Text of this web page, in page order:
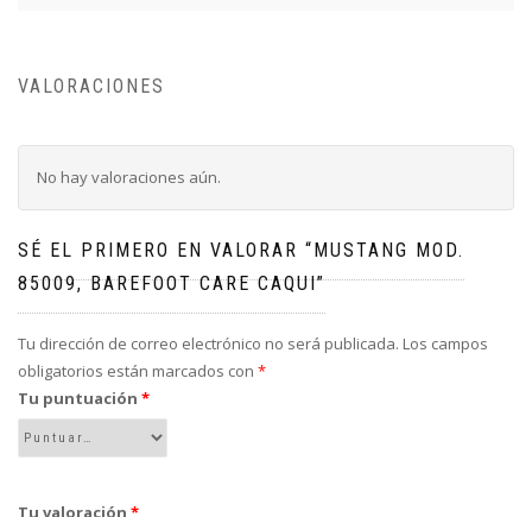
VALORACIONES
No hay valoraciones aún.
SÉ EL PRIMERO EN VALORAR “MUSTANG MOD.
85009, BAREFOOT CARE CAQUI”
Tu dirección de correo electrónico no será publicada. Los campos
obligatorios están marcados con *
Tu puntuación *
Tu valoración *